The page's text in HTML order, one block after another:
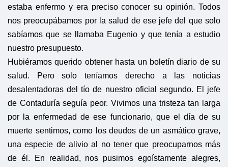
estaba enfermo y era preciso conocer su opinión. Todos
nos preocupábamos por la salud de ese jefe del que solo
sabíamos que se llamaba Eugenio y que tenía a estudio
nuestro presupuesto.
Hubiéramos querido obtener hasta un boletín diario de su
salud. Pero solo teníamos derecho a las noticias
desalentadoras del tío de nuestro oficial segundo. El jefe
de Contaduría seguía peor. Vivimos una tristeza tan larga
por la enfermedad de ese funcionario, que el día de su
muerte sentimos, como los deudos de un asmático grave,
una especie de alivio al no tener que preocuparnos más
de él. En realidad, nos pusimos egoístamente alegres,